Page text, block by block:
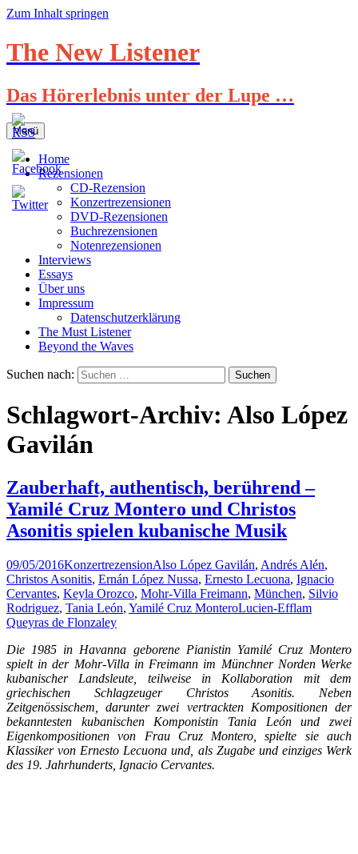
Zum Inhalt springen
The New Listener
Das Hörerlebnis unter der Lupe …
Menü
Home
Rezensionen
CD-Rezension
Konzertrezensionen
DVD-Rezensionen
Buchrezensionen
Notenrezensionen
Interviews
Essays
Über uns
Impressum
Datenschutzerklärung
The Must Listener
Beyond the Waves
Suchen nach:
Schlagwort-Archiv: Also López
Gavilán
Zauberhaft, authentisch, berührend –
Yamilé Cruz Montero und Christos
Asonitis spielen kubanische Musik
09/05/2016KonzertrezensionAlso López Gavilán, Andrés Alén,
Christos Asonitis, Ernán López Nussa, Ernesto Lecuona, Ignacio
Cervantes, Keyla Orozco, Mohr-Villa Freimann, München, Silvio
Rodriguez, Tania León, Yamilé Cruz MonteroLucien-Efflam
Queyras de Flonzaley
Die 1985 in Havanna geborene Pianistin Yamilé Cruz Montero
spielt in der Mohr-Villa in Freimann im Münchner Norden Werke
kubanischer Landsleute, teilweise in Kollaboration mit dem
griechischen Schlagzeuger Christos Asonitis. Neben
Zeitgenössischem, darunter zwei vertrackten Kompositionen der
bekanntesten kubanischen Komponistin Tania León und zwei
Eigenkompositionen von Frau Cruz Montero, spielte sie auch
Klassiker von Ernesto Lecuona und, als Zugabe und einziges Werk
des 19. Jahrhunderts, Ignacio Cervantes.